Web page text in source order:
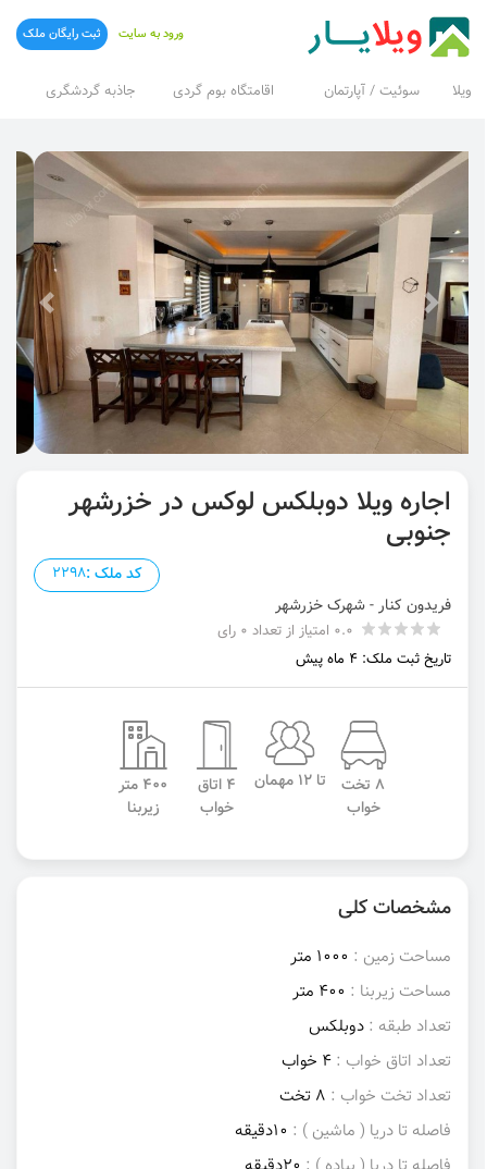
ویلا سوئیت / آپارتمان اقامتگاه بوم گردی جاذبه گردشگری
ورود به سایت ثبت رایگان ملک
اجاره ویلا دوبلکس لوکس در خزرشهر
جنوبی
کد ملک :2298
فریدون کنار - شهرک خزرشهر
0.0 امتیاز از تعداد 0 رای
تاریخ ثبت ملک: 4 ماه پیش
8 تخت
خواب
تا 12 مهمان
4 اتاق
خواب
400 متر
زیربنا
مشخصات کلی
مساحت زمین : 1000 متر
مساحت زیربنا : 400 متر
تعداد طبقه : دوبلکس
تعداد اتاق خواب : 4 خواب
تعداد تخت خواب : 8 تخت
فاصله تا دریا ( ماشین ) : 10دقیقه